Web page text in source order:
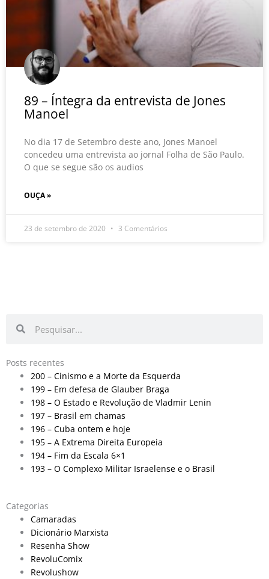
89 – Íntegra da entrevista de Jones
Manoel
No dia 17 de Setembro deste ano, Jones Manoel
concedeu uma entrevista ao jornal Folha de São Paulo.
O que se segue são os audios
OUÇA »
23 de setembro de 2020 3 Comentários
Posts recentes
200 – Cinismo e a Morte da Esquerda
199 – Em defesa de Glauber Braga
198 – O Estado e Revolução de Vladmir Lenin
197 – Brasil em chamas
196 – Cuba ontem e hoje
195 – A Extrema Direita Europeia
194 – Fim da Escala 6×1
193 – O Complexo Militar Israelense e o Brasil
Categorias
Camaradas
Dicionário Marxista
Resenha Show
RevoluComix
Revolushow